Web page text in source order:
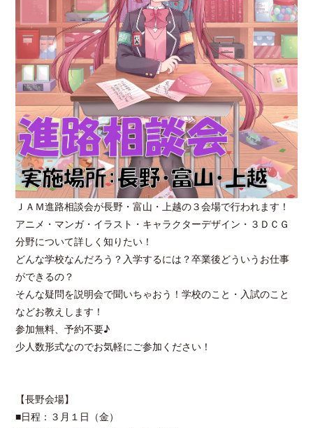
ＪＡＭ進路相談会が長野・富山・上越の３会場で行われます！
アニメ・マンガ・イラスト・キャラクターデザイン・３ＤＣＧ
分野について詳しく知りたい！
どんな学校なんだろう？入学するには？卒業後どういうお仕事
ができるの？
そんな疑問を説明会で聞いちゃおう！学校のこと・入試のこと
などお教えします！
参加無料、予約不要♪
少人数形式なのでお気軽にご参加ください！
【長野会場】
■日程：３月１日（金）